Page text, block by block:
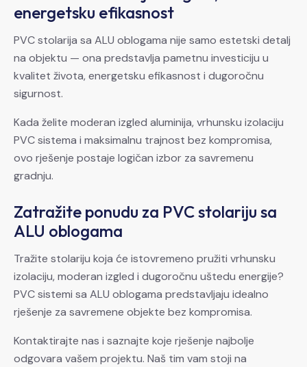
energetsku efikasnost
PVC stolarija sa ALU oblogama nije samo estetski detalj
na objektu — ona predstavlja pametnu investiciju u
kvalitet života, energetsku efikasnost i dugoročnu
sigurnost.
Kada želite moderan izgled aluminija, vrhunsku izolaciju
PVC sistema i maksimalnu trajnost bez kompromisa,
ovo rješenje postaje logičan izbor za savremenu
gradnju.
Zatražite ponudu za PVC stolariju sa
ALU oblogama
Tražite stolariju koja će istovremeno pružiti vrhunsku
izolaciju, moderan izgled i dugoročnu uštedu energije?
PVC sistemi sa ALU oblogama predstavljaju idealno
rješenje za savremene objekte bez kompromisa.
Kontaktirajte nas i saznajte koje rješenje najbolje
odgovara vašem projektu. Naš tim vam stoji na